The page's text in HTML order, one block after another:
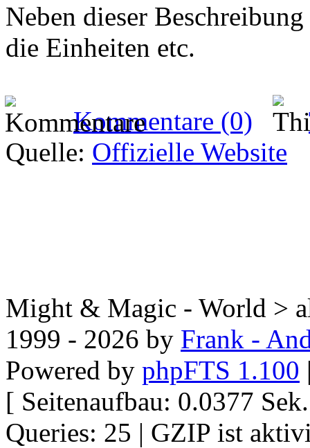
Neben dieser
die Einheiten etc.
Kommentare (0)
Quelle: Offizielle Website
Might & Magic - World >
1999 - 2026 by Frank -
Powered by phpFTS 1.100
[ Seitenaufbau: 0.0377
Queries: 25 | GZIP ist